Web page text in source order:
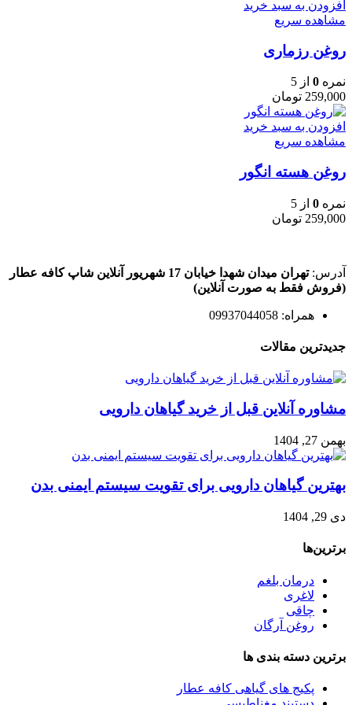
افزودن به سبد خرید
مشاهده سریع
روغن رزماری
نمره 0 از 5
259,000 تومان
افزودن به سبد خرید
مشاهده سریع
روغن هسته انگور
نمره 0 از 5
259,000 تومان
آدرس:تهران میدان شهدا خیابان 17 شهریور آنلاین شاپ کافه عطار
(فروش فقط به صورت آنلاین)
همراه: 09937044058
جدیدترین مقالات
مشاوره آنلاین قبل از خرید گیاهان دارویی
بهمن 27, 1404
بهترین گیاهان دارویی برای تقویت سیستم ایمنی بدن
دی 29, 1404
برترین‌ها
درمان بلغم
لاغری
چاقی
روغن آرگان
برترین‌ دسته بندی ها
پکیج های گیاهی کافه عطار